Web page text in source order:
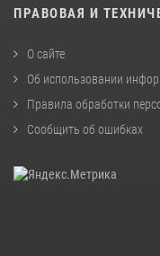
ПРАВОВАЯ И
О сайте
Об использовании
Правила обработки
Сообщить об ошибках